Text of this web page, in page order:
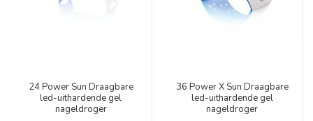
24 Power Sun Draagbare
led-uithardende gel
nageldroger
36 Power X Sun Draagbare
led-uithardende gel
nageldroger